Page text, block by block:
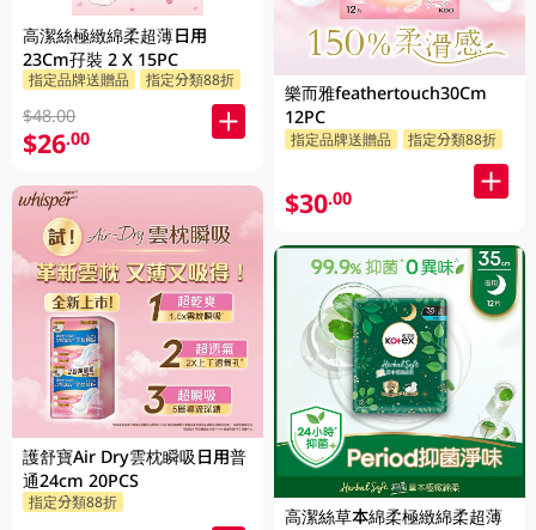
高潔絲極緻綿柔超薄日用
23Cm孖裝 2 X 15PC
指定品牌送贈品 指定分類88折
$48.00
$26.00
護舒寶Air Dry雲枕瞬吸日用普
通24cm 20PCS
指定分類88折
樂而雅feathertouch30Cm
12PC
指定品牌送贈品 指定分類88折
$30.00
高潔絲草本綿柔極緻綿柔超薄